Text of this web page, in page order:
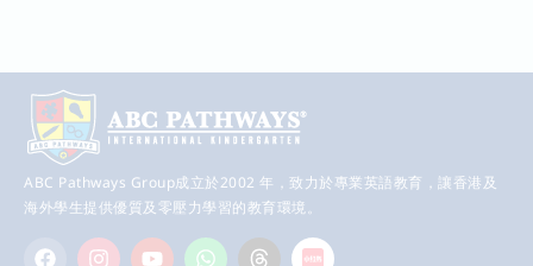
ABC Pathways Group成立於2002 年，致力於專業英語教育，讓香港及
海外學生提供優質及零壓力學習的教育環境。